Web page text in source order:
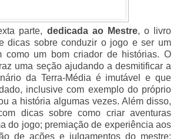
parte, dedicada ao Mestre, o livro
dicas sobre conduzir o jogo e ser um
como um bom criador de histórias. O
uma seção ajudando a desmitificar a
da Terra-Média é imutável e que
inclusive com exemplo do próprio
a história algumas vezes. Além disso,
dicas sobre como criar aventuras
do jogo; premiação de experiência aos
de ações e julgamentos do mestre;